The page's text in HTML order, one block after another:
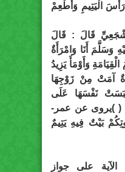
الْيَتِيمِ وَأَطْعِمْ
قَالَ : قَالَ
وَسَلَّمَ أَنَا وَامْرَأَةٌ
وَأَوْمَأَ يَزِيدُ
آمَتْ مِنْ زَوْجِهَا
نَفْسَهَا عَلَى
( )يروى عن عمر-
بَيْتٌ فِيهِ يَتِيمٌ
الآية على جواز